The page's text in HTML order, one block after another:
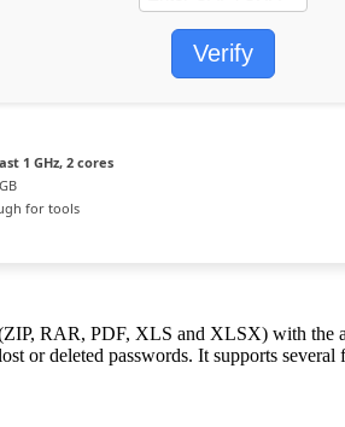
Verify
1 GHz, 2 cores
for tools
RAR, PDF, XLS and XLSX) with the
or deleted passwords. It supports